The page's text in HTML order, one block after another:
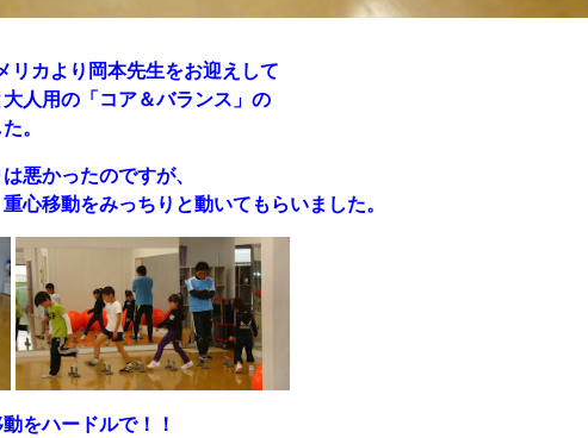
リカより岡本先生をお迎えして
人用の「コア＆バランス」の
。
悪かったのですが、
心移動をみっちりと動いてもらいました。
をハードルで！！